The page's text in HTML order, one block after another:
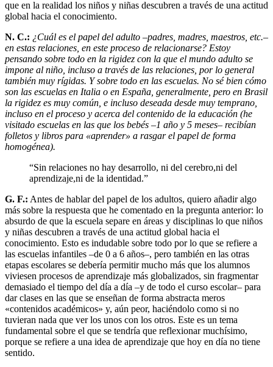
que en la realidad los niños y niñas descubren a través de una actitud
global hacia el conocimiento.
N. C.: ¿Cuál es el papel del adulto –padres, madres, maestros, etc.–
en estas relaciones, en este proceso de relacionarse? Estoy
pensando sobre todo en la rigidez con la que el mundo adulto se
impone al niño, incluso a través de las relaciones, por lo general
también muy rígidas. Y sobre todo en las escuelas. No sé bien cómo
son las escuelas en Italia o en España, generalmente, pero en Brasil
la rigidez es muy común, e incluso deseada desde muy temprano,
incluso en el proceso y acerca del contenido de la educación (he
visitado escuelas en las que los bebés –1 año y 5 meses– recibían
folletos y libros para «aprender» a rasgar el papel de forma
homogénea).
“Sin relaciones no hay desarrollo, ni del cerebro,ni del
aprendizaje,ni de la identidad.”
G. F.: Antes de hablar del papel de los adultos, quiero añadir algo
más sobre la respuesta que he comentado en la pregunta anterior: lo
absurdo de que la escuela separe en áreas y disciplinas lo que niños
y niñas descubren a través de una actitud global hacia el
conocimiento. Esto es indudable sobre todo por lo que se refiere a
las escuelas infantiles –de 0 a 6 años–, pero también en las otras
etapas escolares se debería permitir mucho más que los alumnos
viviesen procesos de aprendizaje más globalizados, sin fragmentar
demasiado el tiempo del día a día –y de todo el curso escolar– para
dar clases en las que se enseñan de forma abstracta meros
«contenidos académicos» y, aún peor, haciéndolo como si no
tuvieran nada que ver los unos con los otros. Este es un tema
fundamental sobre el que se tendría que reflexionar muchísimo,
porque se refiere a una idea de aprendizaje que hoy en día no tiene
sentido.